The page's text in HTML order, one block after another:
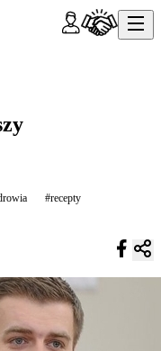
#recepty